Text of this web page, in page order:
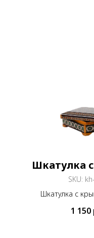
Шкатулка
SKU:
Шкатулка с
1 150